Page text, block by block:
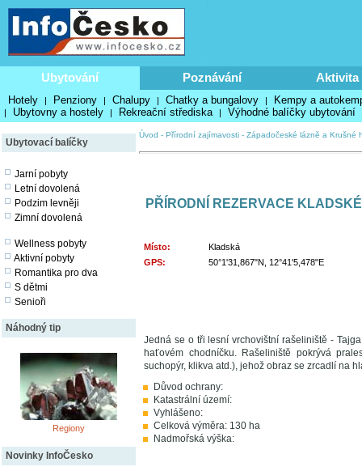
Ubytování Poznávání Aktivita
Hotely | Penziony | Chalupy | Chatky a bungalovy | Kempy a
| Ubytovny a hostely | Rekreační střediska | Výhodné balíčky ubytování
Ubytovací balíčky
Jarní pobyty
Letní dovolená
Podzim levněji
Zimní dovolená
Wellness pobyty
Aktivní pobyty
Romantika pro dva
S dětmi
Senioři
Náhodný tip
Regiony
Novinky InfoČesko
Úvod - Přírodní zajímavosti - Západočeské lázně a Krušné
PŘÍRODNÍ REZERVACE
Místo:
Kladská
GPS:
50°1'31,867"N, 12°41'5,478"E
Jedná se o tři lesní vrchovištní rašeliniště -
haťovém chodníčku. Rašeliniště pokrývá
suchopýr, klikva atd.), jehož obraz se zrcadlí na
Důvod ochrany:
Katastrální území:
Vyhlášeno:
Celková výměra: 130 ha
Nadmořská výška: